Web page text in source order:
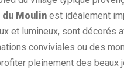
Moulin est idéalement
et lumineux, sont décorés
conviviales ou des
pleinement des beaux